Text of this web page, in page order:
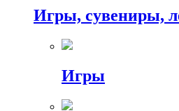
Игры, сувениры,
Игры